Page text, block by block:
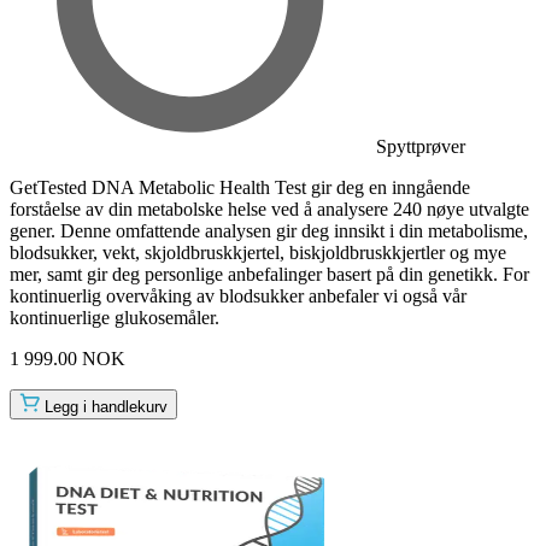
Spyttprøver
GetTested DNA Metabolic Health Test gir deg en inngående
forståelse av din metabolske helse ved å analysere 240 nøye utvalgte
gener. Denne omfattende analysen gir deg innsikt i din metabolisme,
blodsukker, vekt, skjoldbruskkjertel, biskjoldbruskkjertler og mye
mer, samt gir deg personlige anbefalinger basert på din genetikk. For
kontinuerlig overvåking av blodsukker anbefaler vi også vår
kontinuerlige glukosemåler.
1 999.00 NOK
Legg i handlekurv